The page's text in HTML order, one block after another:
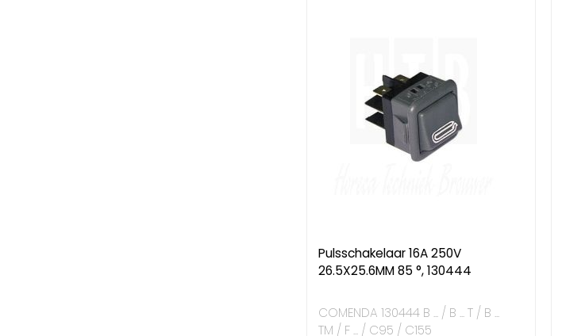
Pulsschakelaar 16A 250V
26.5X25.6MM 85 °, 130444
COMENDA 130444 B ... / B ... T / B ...
TM / F ... / C95 / C155